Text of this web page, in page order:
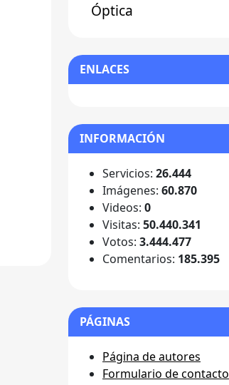
Óptica
ENLACES
INFORMACIÓN
Servicios: 26.444
Imágenes: 60.870
Videos: 0
Visitas: 50.440.341
Votos: 3.444.477
Comentarios: 185.395
PÁGINAS
Página de autores
Formulario de contacto